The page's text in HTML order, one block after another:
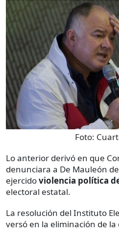
Foto:
Lo anterior derivó en que
denunciara a De Mauleón de
ejercidoviolencia política
electoral estatal.
La resolución del Instituto
versó en la eliminación de